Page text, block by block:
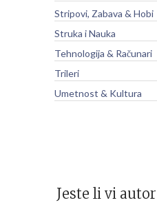
Stripovi, Zabava & Hobi
Struka i Nauka
Tehnologija & Računari
Trileri
Umetnost & Kultura
Jeste li vi